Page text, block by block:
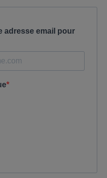
adresse email pour